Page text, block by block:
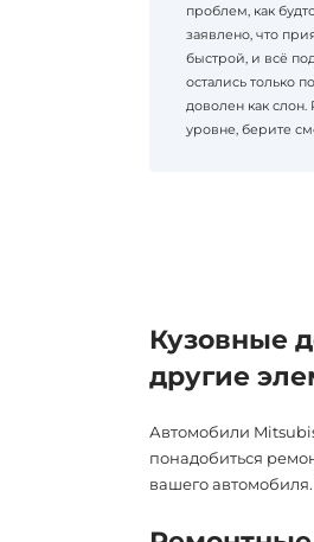
проблем, как
заявлено, что
быстрой, и всё
остались только
доволен как
уровне, берите
Кузовные
другие
Автомобили
понадобиться
вашего